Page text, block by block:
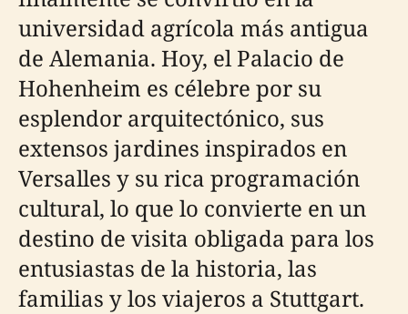
universidad agrícola más antigua
de Alemania. Hoy, el Palacio de
Hohenheim es célebre por su
esplendor arquitectónico, sus
extensos jardines inspirados en
Versalles y su rica programación
cultural, lo que lo convierte en un
destino de visita obligada para los
entusiastas de la historia, las
familias y los viajeros a Stuttgart.